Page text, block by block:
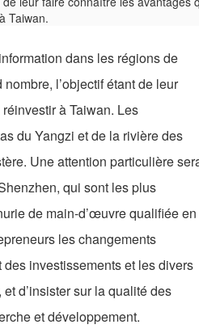
dans les régions de
l’objectif étant de leur
à Taiwan. Les
du Yangzi et de la rivière des
Une attention particulière
qui sont les plus
de main-d’œuvre qualifiée en
les changements
investissements et les divers
d’insister sur la qualité des
et développement.